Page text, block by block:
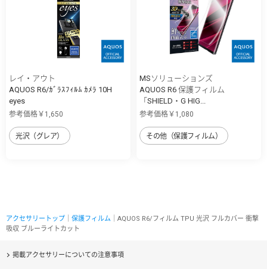
レイ・アウト
AQUOS R6/ｶﾞﾗｽﾌｨﾙﾑ ｶﾒﾗ 10H
eyes
参考価格￥1,650
光沢（グレア）
MSソリューションズ
AQUOS R6 保護フィルム
「SHIELD・G HIG...
参考価格￥1,080
その他（保護フィルム）
アクセサリートップ 保護フィルム ｜AQUOS R6/フィルム TPU 光沢 フルカバー 衝撃
吸収 ブルーライトカット
掲載アクセサリーについての注意事項